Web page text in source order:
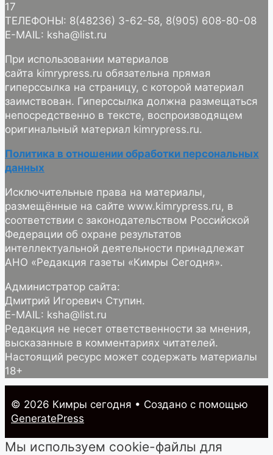
17
ТЕЛЕФОНЫ: 8(48236) 3-62-58, 8(905) 608-80-08
E-MAIL: ksha@list.ru
При использовании материалов
сайта kimrypress.ru обязательна прямая
гиперссылка на страницу, с которой материал
заимствован. Гиперссылка должна размещаться
непосредственно в тексте, воспроизводящем
оригинальный материал kimrypress.ru.
Политика в отношении обработки персональных
данных
Исключительные права на материалы,
размещённые на сайте www.kimrypress.ru, в
соответствии с законодательством Российской
Федерации об охране результатов
интеллектуальной деятельности принадлежат
АНО «Редакция газеты «Кимры Сегодня».
Администратор сайта:
Дмитрий Игоревич Ступин.
E-MAIL: ksha@list.ru
Редакция не несет ответственности за мнения,
высказанные в комментариях читателей.
Настоящий ресурс может содержать материалы
18+
© 2026 Кимры cегодня • Создано с помощью
GeneratePress
Мы используем cookie-файлы для